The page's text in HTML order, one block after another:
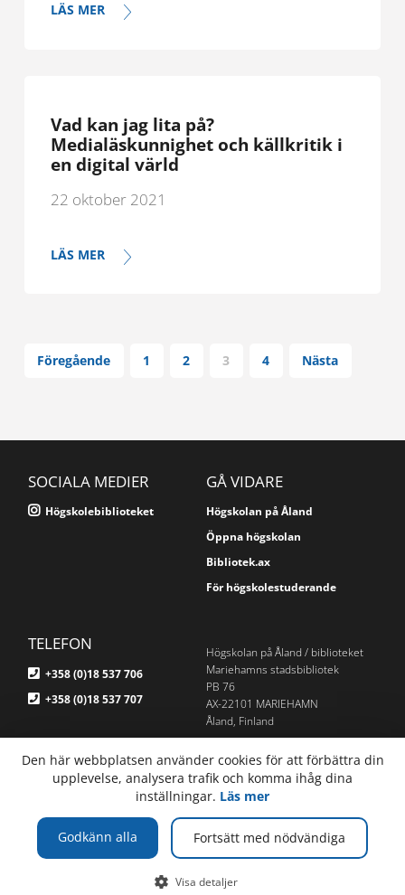
LÄS MER
Vad kan jag lita på?
Medialäskunnighet och källkritik i
en digital värld
22 oktober 2021
LÄS MER
Föregående 1 2 3 4 Nästa
SOCIALA MEDIER
Högskolebiblioteket
GÅ VIDARE
Högskolan på Åland
Öppna högskolan
Bibliotek.ax
För högskolestuderande
TELEFON
+358 (0)18 537 706
+358 (0)18 537 707
E-POST
bibliotek@ha.ax
Högskolan på Åland / biblioteket
Mariehamns stadsbibliotek
PB 76
AX-22101 MARIEHAMN
Åland, Finland
Webbplatskarta
Den här webbplatsen använder cookies för att förbättra din
upplevelse, analysera trafik och komma ihåg dina
inställningar. Läs mer
Godkänn alla Fortsätt med nödvändiga
Visa detaljer